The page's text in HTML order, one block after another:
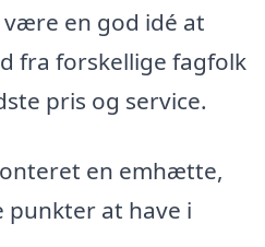
en god idé at
fra forskellige fagfolk
pris og service.
en emhætte,
punkter at have i